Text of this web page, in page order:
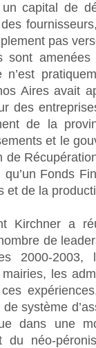
capital de
pas
sont
Aires avait
des
de la
et le
Fonds
et de la
Kirchner a
de
2000-2003,
les
système
dans une
néo-